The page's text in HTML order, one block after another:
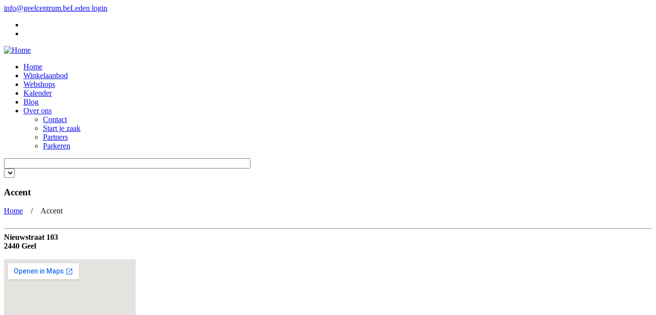
Overslaan en naar de inhoud gaan
info@geelcentrum.beLeden login
Home
Winkelaanbod
Webshops
Kalender
Blog
Over ons
Contact
Start je zaak
Partners
Parkeren
Accent
Home / Accent
Nieuwstraat 103
2440 Geel